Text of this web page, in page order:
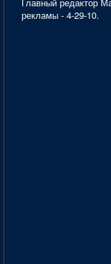
рекламы - 4-29-10.